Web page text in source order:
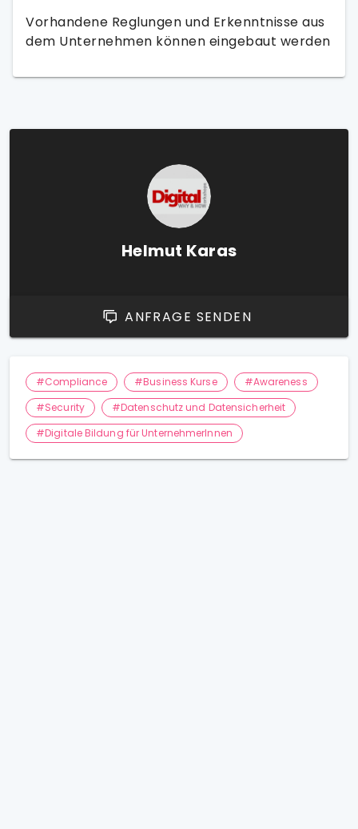
Vorhandene Reglungen und Erkenntnisse aus
dem Unternehmen können eingebaut werden
Helmut Karas
ANFRAGE SENDEN
#Compliance #Business Kurse
#Awareness
#Security
#Datenschutz und Datensicherheit
#Digitale Bildung für UnternehmerInnen